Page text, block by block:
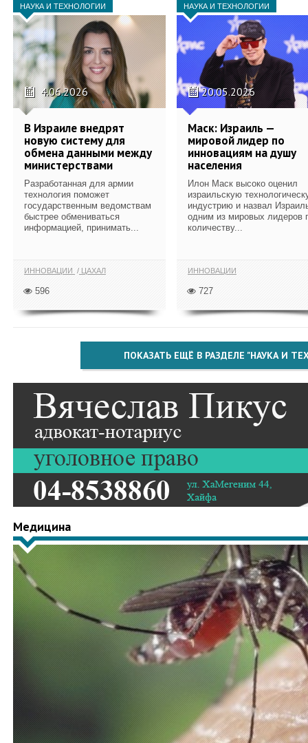
НАУКА И ТЕХНОЛОГИИ
4.06.2026
В Израиле внедрят
новую систему для
обмена данными между
министерствами
Разработанная для армии
технология поможет
государственным ведомствам
быстрее обмениваться
информацией, принимать...
ИННОВАЦИИ ЦАХАЛ
596
НАУКА И ТЕХНОЛОГИИ
20.05.2026
Маск: Израиль —
мировой лидер по
инновациям на душу
населения
Илон Маск высоко оценил
израильскую
индустрию и назвал
одним из мировых лидеров
количеству...
ИННОВАЦИИ
727
ПОКАЗАТЬ ЕЩЁ В РАЗДЕЛЕ "НАУКА И
Медицина